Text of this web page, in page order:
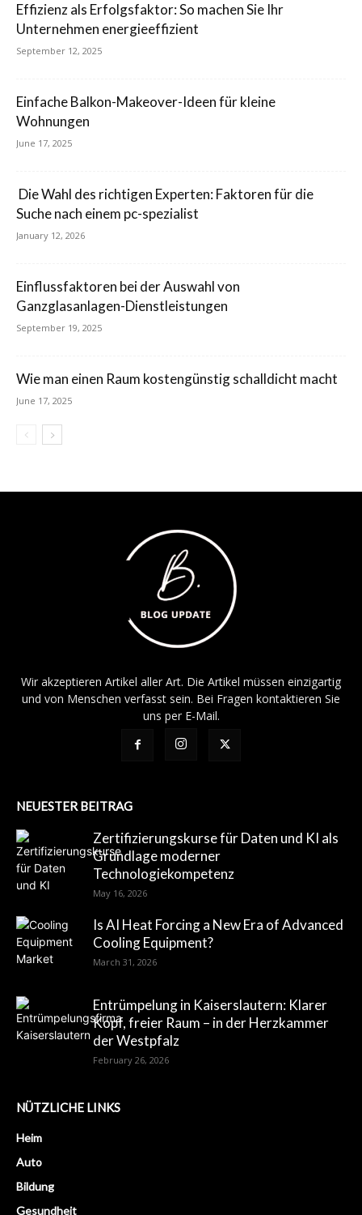
Effizienz als Erfolgsfaktor: So machen Sie Ihr
Unternehmen energieeffizient
September 12, 2025
Einfache Balkon-Makeover-Ideen für kleine
Wohnungen
June 17, 2025
Die Wahl des richtigen Experten: Faktoren für die
Suche nach einem pc-spezialist
January 12, 2026
Einflussfaktoren bei der Auswahl von
Ganzglasanlagen-Dienstleistungen
September 19, 2025
Wie man einen Raum kostengünstig schalldicht macht
June 17, 2025
Wir akzeptieren Artikel aller Art. Die Artikel müssen einzigartig
und von Menschen verfasst sein. Bei Fragen kontaktieren Sie
uns per E-Mail.
NEUESTER BEITRAG
Zertifizierungskurse für Daten und KI als
Grundlage moderner
Technologiekompetenz
May 16, 2026
Is AI Heat Forcing a New Era of Advanced
Cooling Equipment?
March 31, 2026
Entrümpelung in Kaiserslautern: Klarer
Kopf, freier Raum – in der Herzkammer
der Westpfalz
February 26, 2026
NÜTZLICHE LINKS
Heim
Auto
Bildung
Gesundheit